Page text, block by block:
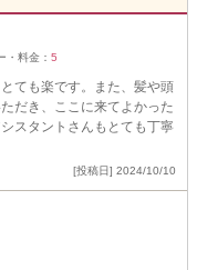
・料金： 5
ても楽です。また、髪や頭
だき、ここに来てよかった
スタントさんもとても丁寧
[投稿日] 2024/10/10